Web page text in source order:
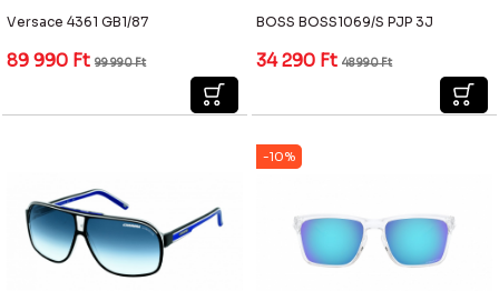
Lencse szín
Keret szélesség
54
Híd hossz
16
Versace 4361 GB1/87
89 990 Ft 99 990Ft
BOSS BOSS1069/S PJP 3J
34 290 Ft 48 990Ft
-10%